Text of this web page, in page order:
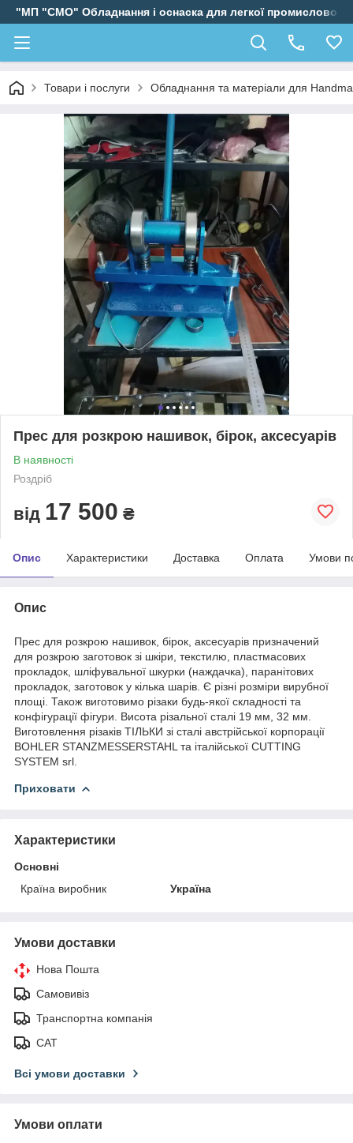
"МП "СМО" Обладнання і оснаска для легкої промисловості
Товари і послуги Обладнання та матеріали для
Прес для розкрою нашивок, бірок, аксесуарів
В наявності
Роздріб
від 17 500 ₴
Опис Характеристики Доставка Оплата Умови
Опис
Прес для розкрою нашивок, бірок, аксесуарів призначений
для розкрою заготовок зі шкіри, текстилю, пластмасових
прокладок, шліфувальної шкурки (наждачка), паранітових
прокладок, заготовок у кілька шарів. Є різні розміри вирубної
площі. Також виготовимо різаки будь-якої складності та
конфігурації фігури. Висота різальної сталі 19 мм, 32 мм.
Виготовлення різаків ТІЛЬКИ зі сталі австрійської корпорації
BOHLER STANZMESSERSTAHL та італійської CUTTING
SYSTEM srl.
Приховати
Характеристики
Основні
Країна виробник
Україна
Умови доставки
Нова Пошта
Самовивіз
Транспортна компанія
САТ
Всі умови доставки
Умови оплати